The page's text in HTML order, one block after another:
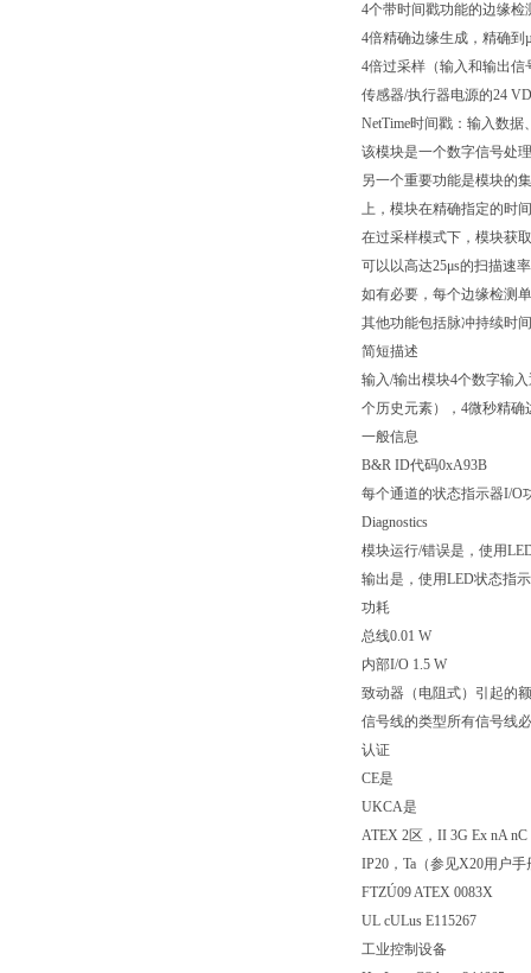
4个带时间戳功能的边缘
4倍精确边缘生成，精确
4倍过采样（输入和输出信
传感器/执行器电源的24
NetTime时间戳：输入数
该模块是一个数字信号处
另一个重要功能是模块的
上，模块在精确指定的时
在过采样模式下，模块获
可以以高达25μs的扫描速
如有必要，每个边缘检测
其他功能包括脉冲持续时
简短描述
输入/输出模块4个数字输
个历史元素），4微秒精
一般信息
B&R ID代码0xA93B
每个通道的状态指示器I/O
Diagnostics
模块运行/错误是，使用
输出是，使用LED状态指
功耗
总线0.01 W
内部I/O 1.5 W
致动器（电阻式）引起的
信号线的类型所有信号线
认证
CE是
UKCA是
ATEX 2区，II 3G Ex nA
IP20，Ta（参见X20用户手
FTZÚ09 ATEX 0083X
UL cULus E115267
工业控制设备